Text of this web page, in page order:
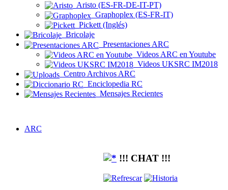
Aristo (ES-FR-DE-IT-PT)
Graphoplex (ES-FR-IT)
Pickett (Inglés)
Bricolaje
Presentaciones ARC
Videos ARC en Youtube
Videos UKSRC IM2018
Centro Archivos ARC
Enciclopedia RC
Mensajes Recientes
ARC
!!! CHAT !!!